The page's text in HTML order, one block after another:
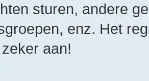
sturen, andere
enz. Het
aan!